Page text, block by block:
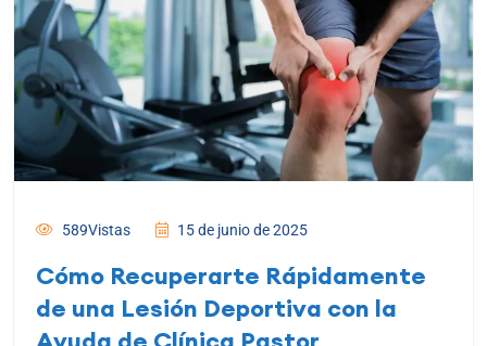
589Vistas 15 de junio de 2025
Cómo Recuperarte Rápidamente
de una Lesión Deportiva con la